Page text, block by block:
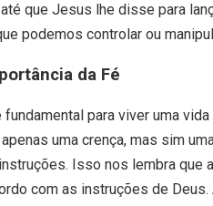
que Jesus lhe disse para
podemos controlar ou
da Fé
fundamental para viver uma
uma crença, mas sim
Isso nos lembra que
com as instruções de